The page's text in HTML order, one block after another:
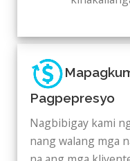
Pagpepresyo
Nagbibigay kami
nang walang mga